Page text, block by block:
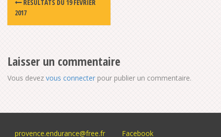
navigation
RÉSULTATS DU 19 FÉVRIER
2017
Laisser un commentaire
Vous devez vous connecter pour publier un commentaire.
provence.endurance@free.fr Facebook